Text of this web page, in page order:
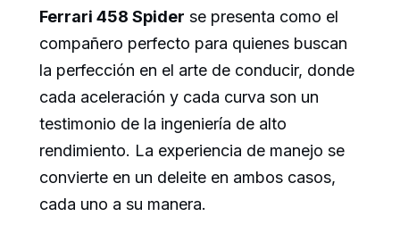
Ferrari 458 Spider se presenta como el
compañero perfecto para quienes buscan
la perfección en el arte de conducir, donde
cada aceleración y cada curva son un
testimonio de la ingeniería de alto
rendimiento. La experiencia de manejo se
convierte en un deleite en ambos casos,
cada uno a su manera.